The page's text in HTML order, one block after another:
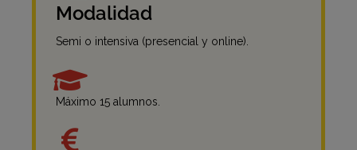
Modalidad
Semi o intensiva (presencial y online).
Máximo 15 alumnos.